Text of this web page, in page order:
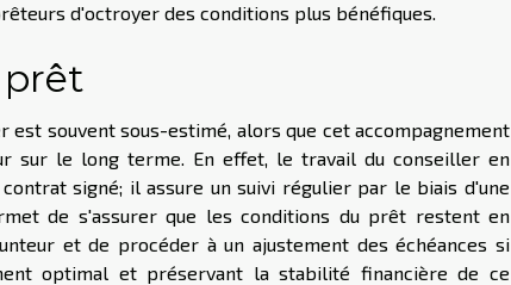
d'octroyer des conditions plus bénéfiques.
prêt
souvent sous-estimé, alors que cet accompagnement
sur le long terme. En effet, le travail du conseiller en
signé; il assure un suivi régulier par le biais d'une
de s'assurer que les conditions du prêt restent en
et de procéder à un ajustement des échéances si
optimal et préservant la stabilité financière de ce